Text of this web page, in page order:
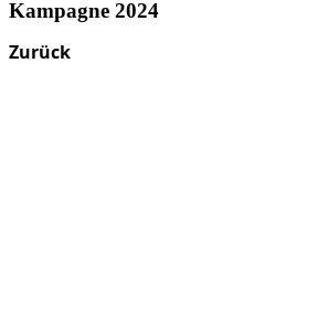
Kampagne 2024
Zurück